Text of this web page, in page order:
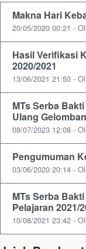
Makna Hari
20/05/2020 00:21 -
Hasil Verifikasi
2020/2021
13/06/2021 21:50 -
MTs Serba
Ulang
08/07/2023 12:08 -
Pengumuman
03/06/2020 20:14 -
MTs Serba
Pelajaran 2021/
10/08/2021 23:42 -